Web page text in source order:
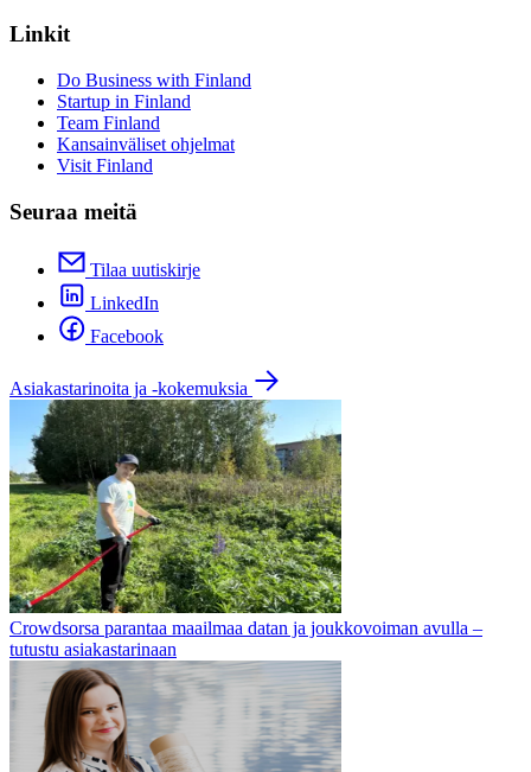
Linkit
Do Business with Finland
Startup in Finland
Team Finland
Kansainväliset ohjelmat
Visit Finland
Seuraa meitä
Tilaa uutiskirje
LinkedIn
Facebook
Asiakastarinoita ja -kokemuksia
Crowdsorsa parantaa maailmaa datan ja joukkovoiman avulla –
tutustu asiakastarinaan